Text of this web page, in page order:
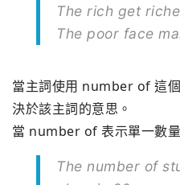
The rich get
The poor face
當主詞使用 number of 這
決於該主詞的意思。
當 number of 表示單一數
The number of